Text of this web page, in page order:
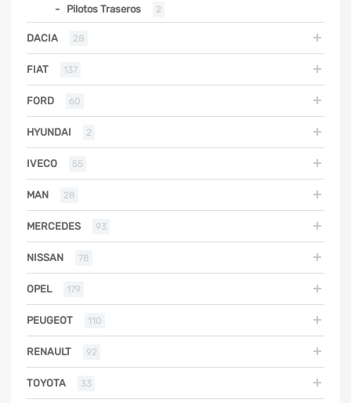
Pilotos Traseros 2
DACIA 28
FIAT 137
FORD 60
HYUNDAI 2
IVECO 55
MAN 28
MERCEDES 93
NISSAN 78
OPEL 179
PEUGEOT 110
RENAULT 92
TOYOTA 33